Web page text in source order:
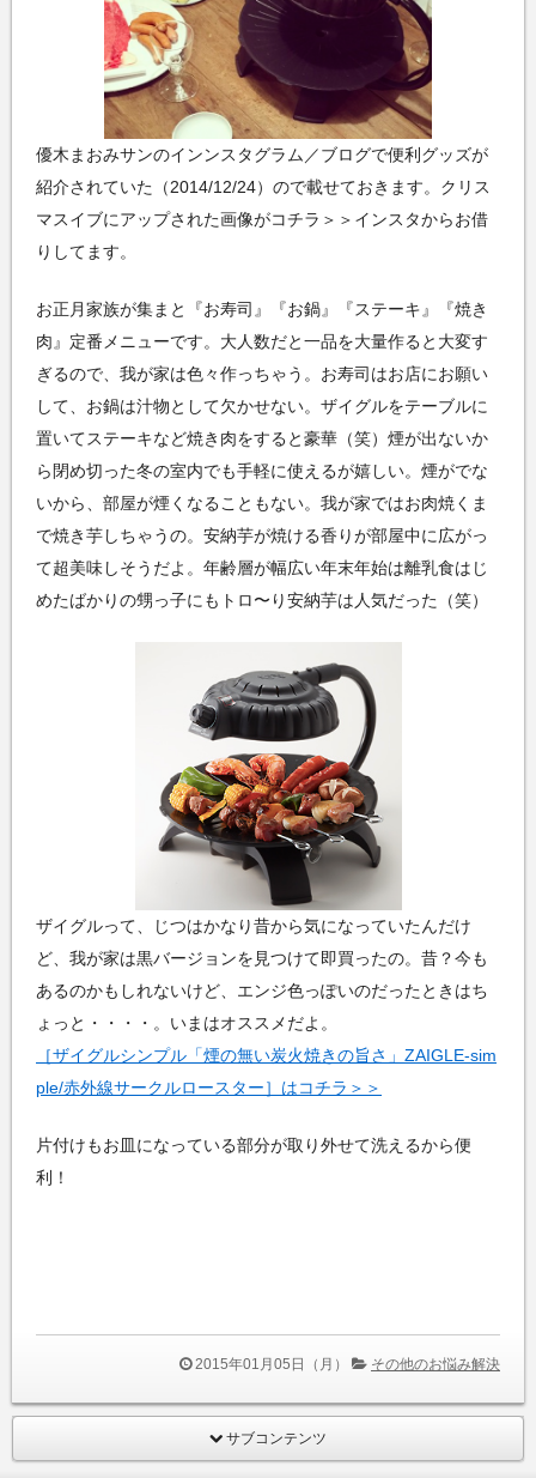
優木まおみサンのインンスタグラム／ブログで便利グッズが
紹介されていた（2014/12/24）ので載せておきます。クリス
マスイブにアップされた画像がコチラ＞＞インスタからお借
りしてます。
お正月家族が集まと『お寿司』『お鍋』『ステーキ』『焼き
肉』定番メニューです。大人数だと一品を大量作ると大変す
ぎるので、我が家は色々作っちゃう。お寿司はお店にお願い
して、お鍋は汁物として欠かせない。ザイグルをテーブルに
置いてステーキなど焼き肉をすると豪華（笑）煙が出ないか
ら閉め切った冬の室内でも手軽に使えるが嬉しい。煙がでな
いから、部屋が煙くなることもない。我が家ではお肉焼くま
で焼き芋しちゃうの。安納芋が焼ける香りが部屋中に広がっ
て超美味しそうだよ。年齢層が幅広い年末年始は離乳食はじ
めたばかりの甥っ子にもトロ〜り安納芋は人気だった（笑）
ザイグルって、じつはかなり昔から気になっていたんだけ
ど、我が家は黒バージョンを見つけて即買ったの。昔？今も
あるのかもしれないけど、エンジ色っぽいのだったときはち
ょっと・・・・。いまはオススメだよ。
［ザイグルシンプル「煙の無い炭火焼きの旨さ」ZAIGLE-sim
ple/赤外線サークルロースター］はコチラ＞＞
片付けもお皿になっている部分が取り外せて洗えるから便
利！
2015年01月05日（月） その他のお悩み解決
サブコンテンツ